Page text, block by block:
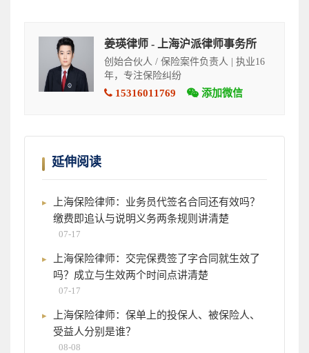
姜瑛律师 - 上海沪派律师事务所
创始合伙人 / 保险案件负责人 | 执业16
年，专注保险纠纷
15316011769 添加微信
延伸阅读
上海保险律师：业务员代签名合同还有效吗？
缴费即追认与说明义务两条规则讲清楚
07-17
上海保险律师：交完保费签了字合同就生效了
吗？成立与生效两个时间点讲清楚
07-17
上海保险律师：保单上的投保人、被保险人、
受益人分别是谁？
08-08